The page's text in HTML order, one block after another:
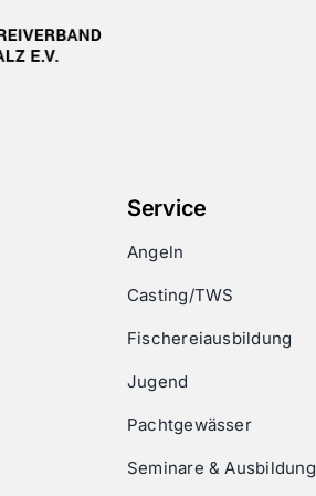
Service
Angeln
Casting/TWS
Fischereiausbildung
Jugend
Pachtgewässer
Seminare & Ausbildung